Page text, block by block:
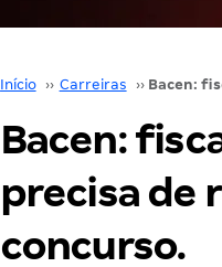
Início ›› Carreiras ››
Bacen:
precisa de
concurso.